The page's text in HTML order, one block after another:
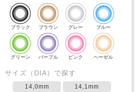
ブラック ブラウン グレー ブルー
グリーン パープル ピンク ヘーゼル
サイズ（DIA）で探す
14,0mm
14,1mm